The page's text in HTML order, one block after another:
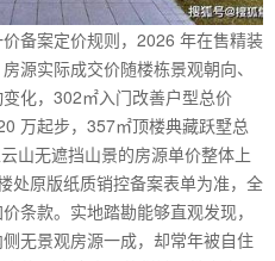
备案定价规则，2026 年在售精装
源实际成交价随楼栋景观朝向、
化，302㎡入门改善户型总价
万起步，357㎡顶楼典藏跃墅总
山无遮挡山景的房源单价整体上
处原版纸质销控备案表单为准，全
条款。实地踏勘能够直观发现，
无景观房源一成，却常年被自住